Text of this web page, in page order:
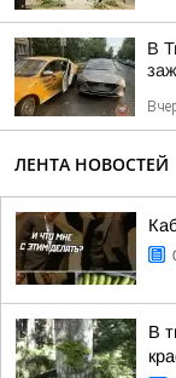
В
ЛЕНТА НОВОСТЕЙ
В